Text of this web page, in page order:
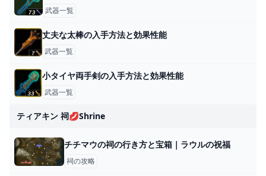
武器一覧
丈夫な太棒の入手方法と効果性能
武器一覧
小タイヤ両手剣の入手方法と効果性能
武器一覧
ティアキン 祠💋shrine
チチマウの祠の行き方と宝箱｜ラウルの祝福
祠の攻略